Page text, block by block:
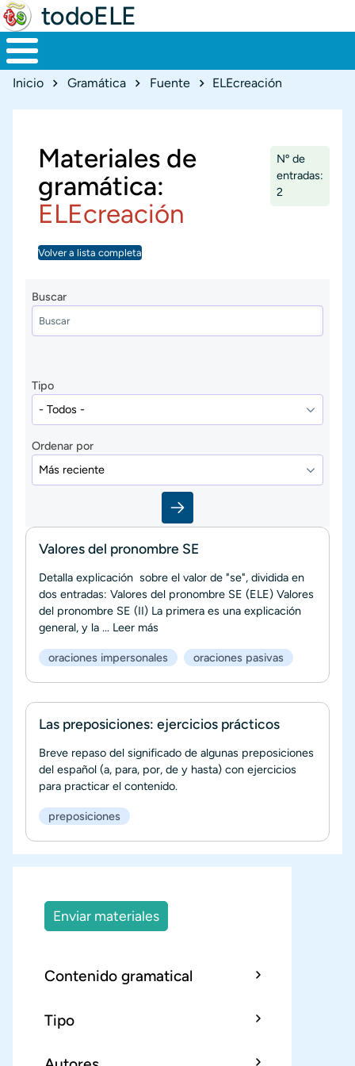
todoELE
Ruta de navegación
Inicio Gramática Fuente ELEcreación
Materiales de
gramática:
ELEcreación
Nº de
entradas:
2
Volver a lista completa
Buscar
Tipo
Ordenar por
Valores del pronombre SE
Detalla explicación sobre el valor de "se", dividida en
dos entradas: Valores del pronombre SE (ELE) Valores
del pronombre SE (II) La primera es una explicación
general, y la ... Leer más
oraciones impersonales oraciones pasivas
Las preposiciones: ejercicios prácticos
Breve repaso del significado de algunas preposiciones
del español (a, para, por, de y hasta) con ejercicios
para practicar el contenido.
preposiciones
Enviar materiales
Contenido gramatical
Tipo